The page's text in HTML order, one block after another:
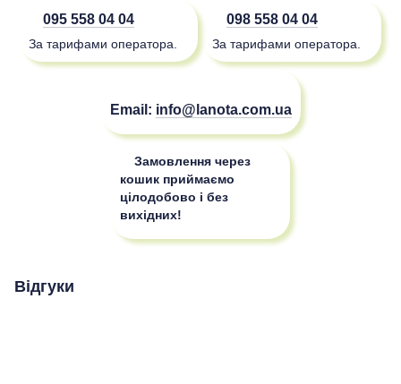
095 558 04 04
За тарифами оператора.
098 558 04 04
За тарифами оператора.
Email: info@lanota.com.ua
Замовлення через
кошик приймаємо
цілодобово і без
вихідних!
Відгуки